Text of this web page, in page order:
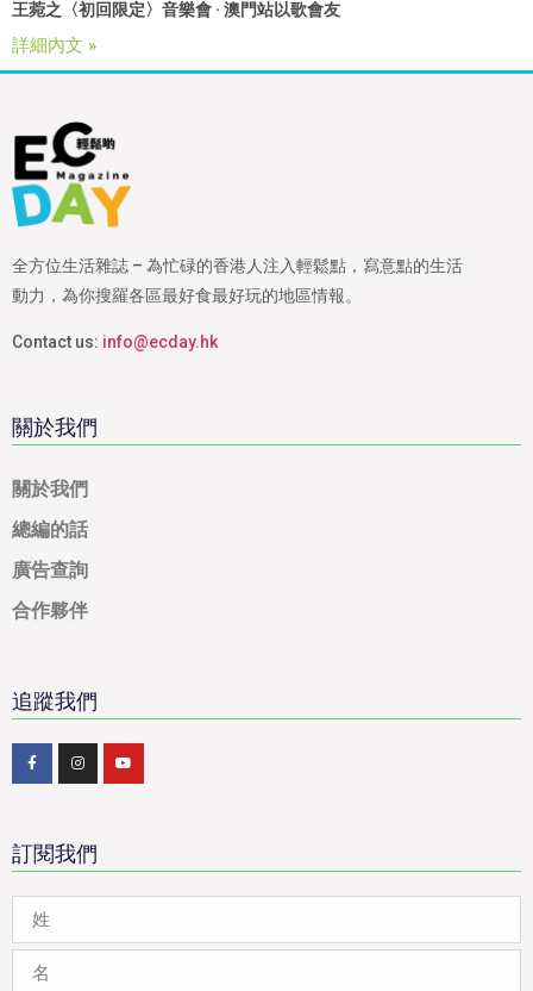
王菀之〈初回限定〉音樂會 · 澳門站以歌會友
詳細內文 »
全方位生活雜誌 – 為忙碌的香港人注入輕鬆點，寫意點的生活
動力，為你搜羅各區最好食最好玩的地區情報。
Contact us: info@ecday.hk
關於我們
關於我們
總編的話
廣告查詢
合作夥伴
追蹤我們
訂閱我們